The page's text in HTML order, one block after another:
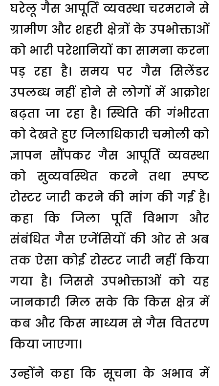
घरेलू गैस आपूर्ति व्यवस्था चरमराने से
ग्रामीण और शहरी क्षेत्रों के उपभोक्ताओं
को भारी परेशानियों का सामना करना
पड़ रहा है। समय पर गैस सिलेंडर
उपलब्ध नहीं होने से लोगों में आक्रोश
बढ़ता जा रहा है। स्थिति की गंभीरता
को देखते हुए जिलाधिकारी चमोली को
ज्ञापन सौंपकर गैस आपूर्ति व्यवस्था
को सुव्यवस्थित करने तथा स्पष्ट
रोस्टर जारी करने की मांग की गई है।
कहा कि जिला पूर्ति विभाग और
संबंधित गैस एजेंसियों की ओर से अब
तक ऐसा कोई रोस्टर जारी नहीं किया
गया है। जिससे उपभोक्ताओं को यह
जानकारी मिल सके कि किस क्षेत्र में
कब और किस माध्यम से गैस वितरण
किया जाएगा।
उन्होंने कहा कि सूचना के अभाव में